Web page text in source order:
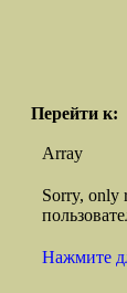
Перейти к:
Array
Sorry, only
Нажмите